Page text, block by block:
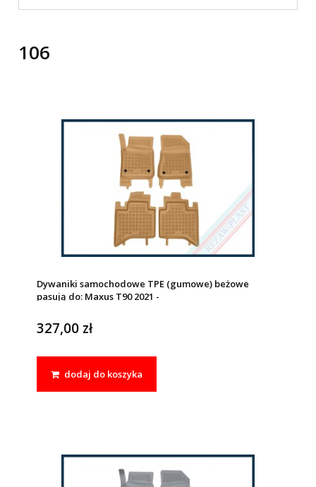
106
Dywaniki samochodowe TPE (gumowe) beżowe
pasują do: Maxus T90 2021 -
327,00 zł
dodaj do koszyka